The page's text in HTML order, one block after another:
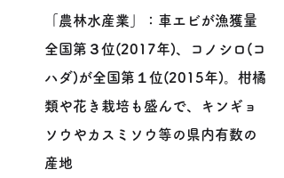
「農林水産業」：車エビが漁獲量
全国第３位(2017年)、コノシロ(コ
ハダ)が全国第１位(2015年)。柑橘
類や花き栽培も盛んで、キンギョ
ソウやカスミソウ等の県内有数の
産地